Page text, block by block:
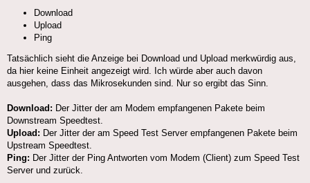
Download
Upload
Ping
Tatsächlich sieht die Anzeige bei Download und Upload merkwürdig aus,
da hier keine Einheit angezeigt wird. Ich würde aber auch davon
ausgehen, dass das Mikrosekunden sind. Nur so ergibt das Sinn.
Download: Der Jitter der am Modem empfangenen Pakete beim
Downstream Speedtest.
Upload: Der Jitter der am Speed Test Server empfangenen Pakete beim
Upstream Speedtest.
Ping: Der Jitter der Ping Antworten vom Modem (Client) zum Speed Test
Server und zurück.